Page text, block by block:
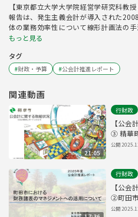
【東京都立大学大学院経営学研究科教
報告は、発生主義会計が導入された
体の業務効率性について線形計画法の
もっと見る
タグ
#財政・予算 #公会計推進レポート
関連動画
21:05
行財政
【公会
③ 精華
する取組
公開
行財政
【公会
②町田
マネジ
公開